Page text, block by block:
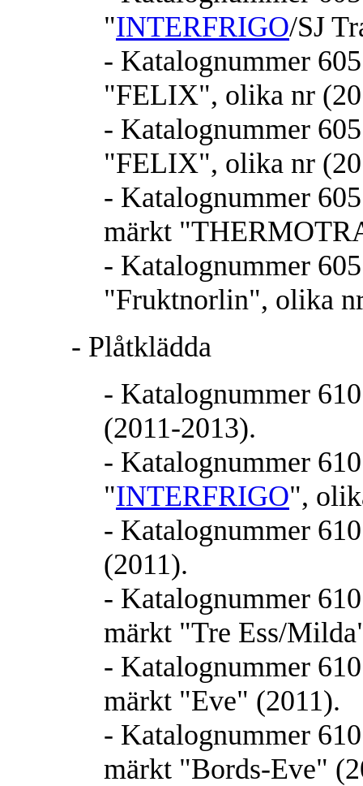
"INTERFRIGO/SJ
- Katalognummer
"FELIX", olika nr
- Katalognummer
"FELIX", olika nr
- Katalognummer
märkt
- Katalognummer
"Fruktnorlin", olika
- Plåtklädda
- Katalognummer
(2011-2013).
- Katalognummer
"INTERFRIGO",
- Katalognummer
(2011).
- Katalognummer
märkt "Tre Ess/
- Katalognummer
märkt "Eve" (2011).
- Katalognummer
märkt "Bords-Eve"